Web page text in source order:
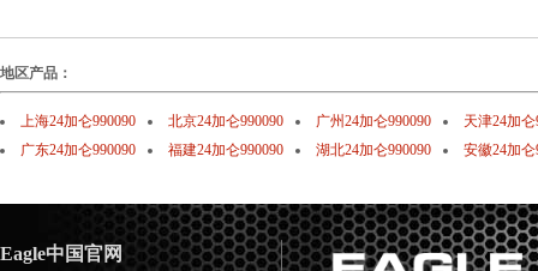
地区产品：
上海24加仑990090 北京24加仑990090 广州24加仑990090
天津24加仑
广东24加仑990090
福建24加仑990090 湖北24加仑990090 安徽24加仑
Eagle中国官网